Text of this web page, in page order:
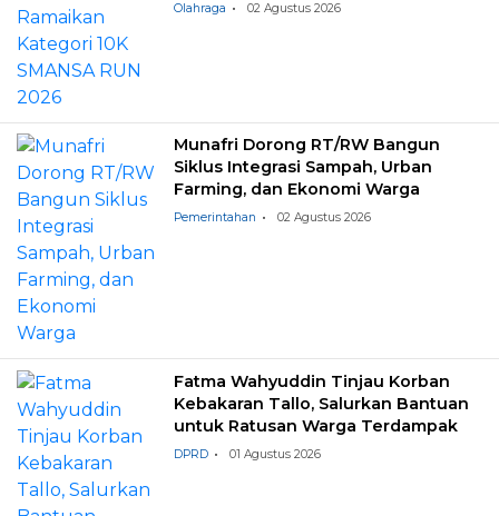
Olahraga 02 Agustus 2026
Munafri Dorong RT/RW Bangun
Siklus Integrasi Sampah, Urban
Farming, dan Ekonomi Warga
Pemerintahan 02 Agustus 2026
Fatma Wahyuddin Tinjau Korban
Kebakaran Tallo, Salurkan Bantuan
untuk Ratusan Warga Terdampak
DPRD 01 Agustus 2026